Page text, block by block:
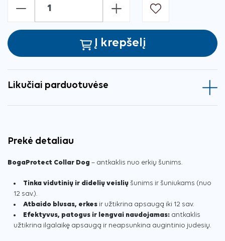
- +
Į krepšelį
Likučiai parduotuvėse
Prekė detaliau
BogaProtect Collar Dog – antkaklis nuo erkių šunims.
Tinka vidutinių ir didelių veislių šunims ir šuniukams (nuo
12 sav.).
Atbaido blusas, erkes ir užtikrina apsaugą iki 12 sav.
Efektyvus, patogus ir lengvai naudojamas: antkaklis
užtikrina ilgalaikę apsaugą ir neapsunkina augintinio judesių.